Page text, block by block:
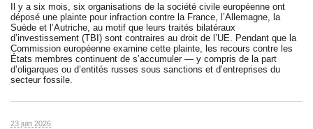
Il y a six mois, six organisations de la société civile européenne ont
déposé une plainte pour infraction contre la France, l’Allemagne, la
Suède et l’Autriche, au motif que leurs traités bilatéraux
d’investissement (TBI) sont contraires au droit de l’UE. Pendant que la
Commission européenne examine cette plainte, les recours contre les
États membres continuent de s’accumuler — y compris de la part
d’oligarques ou d’entités russes sous sanctions et d’entreprises du
secteur fossile.
23 juin 2026